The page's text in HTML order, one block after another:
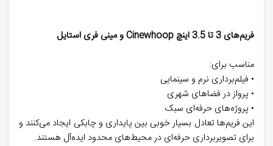
فریم‌های 3 تا 3.5 اینچ Cinewhoop و مینی فری‌ استایل
مناسب برای:
• فیلم‌برداری نرم و سینمایی
• پرواز در فضاهای شهری
• پروژه‌های حرفه‌ای سبک
این فریم‌ها تعادل بسیار خوبی بین پایداری و چابکی ایجاد می‌کنند و
برای تصویربرداری حرفه‌ای در محیط‌های محدود ایده‌آل هستند.